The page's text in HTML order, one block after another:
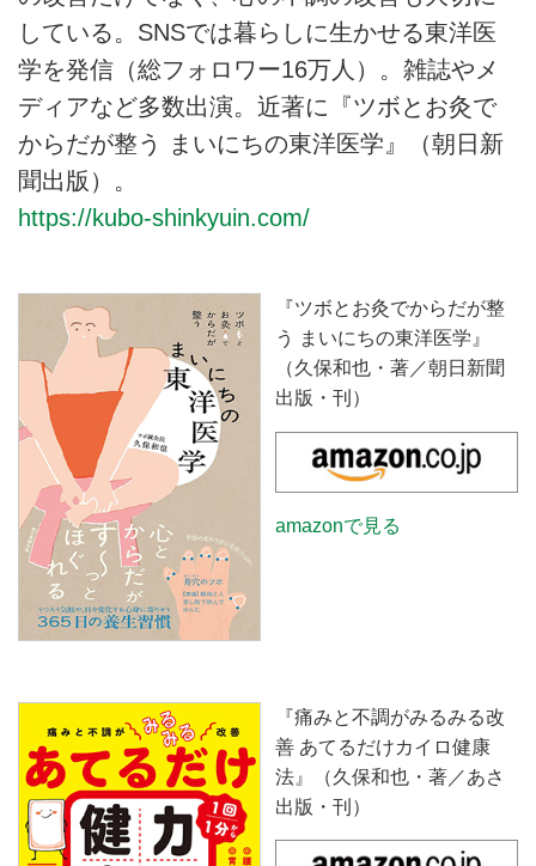
している。SNSでは暮らしに生かせる東洋医
学を発信（総フォロワー16万人）。雑誌やメ
ディアなど多数出演。近著に『ツボとお灸で
からだが整う まいにちの東洋医学』（朝日新
聞出版）。
https://kubo-shinkyuin.com/
『ツボとお灸でからだが整
う まいにちの東洋医学』
（久保和也・著／朝日新聞
出版・刊）
amazonで見る
『痛みと不調がみるみる改
善 あてるだけカイロ健康
法』（久保和也・著／あさ
出版・刊）